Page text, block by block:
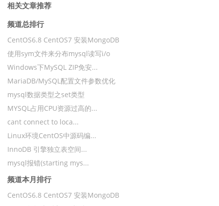
相关文章推荐
频道总排行
CentOS6.8 CentOS7 安装MongoDB
使用sym文件来分布mysql读写i/o
Windows下MySQL ZIP免安...
MariaDB/MySQL配置文件参数优化
mysql数据类型之set类型
MYSQL占用CPU资源过高的...
cant connect to loca...
Linux环境CentOS中源码编...
InnoDB 引擎独立表空间...
mysql报错(starting mys...
频道本月排行
CentOS6.8 CentOS7 安装MongoDB